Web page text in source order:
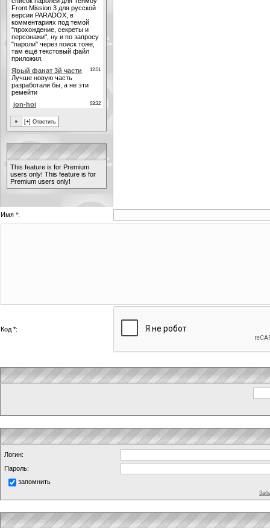
This feature is for Premium
users only! This feature is for
Premium users only!
Имя *:
Код *:
Логин:
Пароль:
запомнить